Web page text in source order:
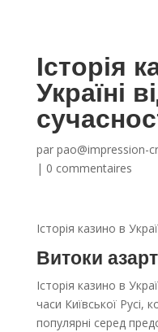
Історія
Україні
par pao@impression-
| 0 commentaires
Історія казино в
Витоки
Історія казино в
часи Київської Русі,
популярні серед